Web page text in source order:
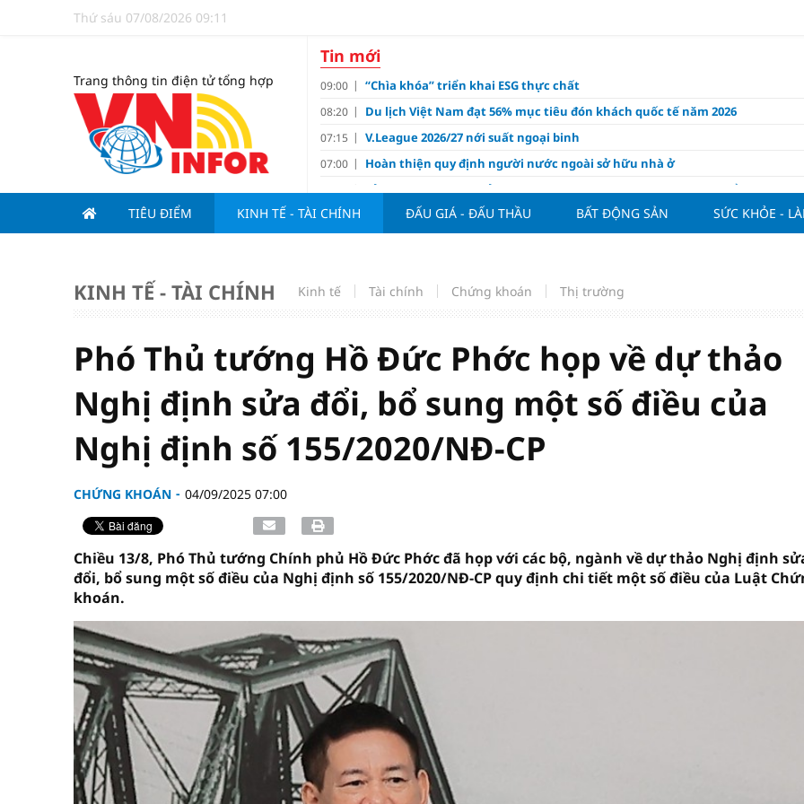
Thứ sáu 07/08/2026 09:11
Trang thông tin điện tử tổng hợp
Tin mới
09:00 “Chìa khóa” triển khai ESG thực chất
08:20 Du lịch Việt Nam đạt 56% mục tiêu đón khách quốc tế năm 2026
07:15 V.League 2026/27 nới suất ngoại binh
07:00 Hoàn thiện quy định người nước ngoài sở hữu nhà ở
18:05
Tử vi hôm nay, xem tử vi 12 con giáp hôm nay ngày 7/8/2026: Tuổi Thân làm
việc chăm chỉ
15:00
HoREA đề xuất chỉ áp dụng thời hạn sử dụng chung cư theo niên hạn với
13:15 Động lực nào để Việt Nam hiện thực hóa mục tiêu tăng trưởng 10%?
11:00 Vì sao Mỹ cùng Nhật Bản "nâng đỡ" đồng yên?
TIÊU ĐIỂM KINH TẾ - TÀI CHÍNH ĐẤU GIÁ - ĐẤU THẦU BẤT ĐỘNG SẢN SỨC KHỎE -
KINH TẾ - TÀI CHÍNH Kinh tế Tài chính Chứng khoán Thị trường
Phó Thủ tướng Hồ Đức Phớc họp về dự thảo
Nghị định sửa đổi, bổ sung một số điều của
Nghị định số 155/2020/NĐ-CP
CHỨNG KHOÁN 04/09/2025 07:00
Chiều 13/8, Phó Thủ tướng Chính phủ Hồ Đức Phớc đã họp với các bộ, ngành về dự thảo Nghị định
đổi, bổ sung một số điều của Nghị định số 155/2020/NĐ-CP quy định chi tiết một số điều của Luật
khoán.